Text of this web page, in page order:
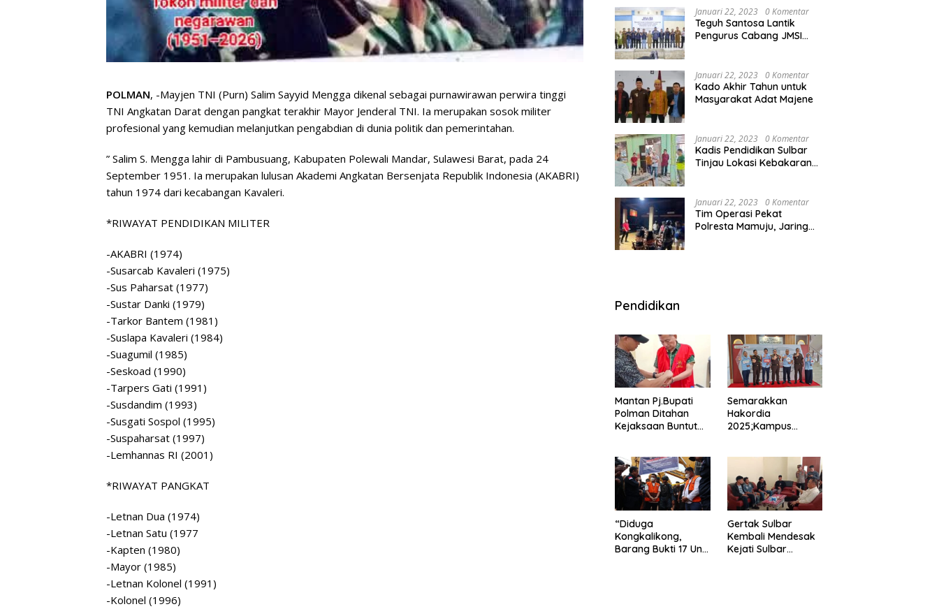
POLMAN, -Mayjen TNI (Purn) Salim Sayyid Mengga dikenal sebagai purnawirawan perwira tinggi
TNI Angkatan Darat dengan pangkat terakhir Mayor Jenderal TNI. Ia merupakan sosok militer
profesional yang kemudian melanjutkan pengabdian di dunia politik dan pemerintahan.
” Salim S. Mengga lahir di Pambusuang, Kabupaten Polewali Mandar, Sulawesi Barat, pada 24
September 1951. Ia merupakan lulusan Akademi Angkatan Bersenjata Republik Indonesia (AKABRI)
tahun 1974 dari kecabangan Kavaleri.
*RIWAYAT PENDIDIKAN MILITER
-AKABRI (1974)
-Susarcab Kavaleri (1975)
-Sus Paharsat (1977)
-Sustar Danki (1979)
-Tarkor Bantem (1981)
-Suslapa Kavaleri (1984)
-Suagumil (1985)
-Seskoad (1990)
-Tarpers Gati (1991)
-Susdandim (1993)
-Susgati Sospol (1995)
-Suspaharsat (1997)
-Lemhannas RI (2001)
*RIWAYAT PANGKAT
-Letnan Dua (1974)
-Letnan Satu (1977
-Kapten (1980)
-Mayor (1985)
-Letnan Kolonel (1991)
-Kolonel (1996)
Januari 22, 2023 0 Komentar
Teguh Santosa Lantik
Pengurus Cabang JMSI
Januari 22, 2023 0 Komentar
Kado Akhir Tahun untuk
Masyarakat Adat Majene
Januari 22, 2023 0 Komentar
Kadis Pendidikan Sulbar
Tinjau Lokasi Kebakaran
Januari 22, 2023 0 Komentar
Tim Operasi Pekat
Polresta Mamuju, Jaring
Pendidikan
Mantan Pj.Bupati
Polman Ditahan
Kejaksaan Buntut
Seragam Linmas
Pemilu
Semarakkan
Hakordia
2025;Kampus
Gelar” Satukan Aksi
Basmi Korupsi “
“Diduga
Kongkalikong,
Barang Bukti 17 Unit
Gertak Sulbar
Kembali Mendesak
Kejati Sulbar